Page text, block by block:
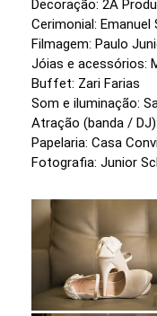
Decoração: 2A
Cerimonial: Emanuel
Filmagem: Paulo
Jóias e acessórios:
Buffet: Zari Farias
Som e iluminação:
Atração (banda /
Papelaria: Casa
Fotografia: Junior